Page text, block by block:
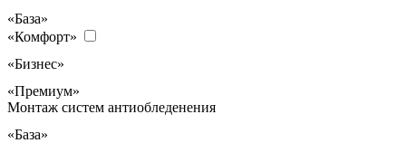
«База»
«Комфорт»
«Бизнес»
«Премиум»
Монтаж систем антиобледенения
«База»